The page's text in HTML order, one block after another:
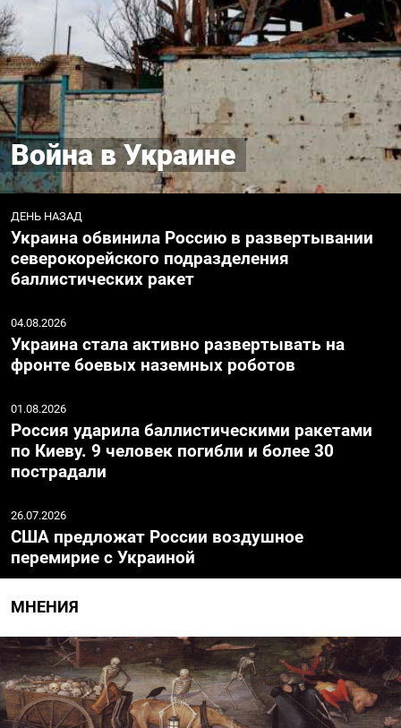
Война в Украине
ДЕНЬ НАЗАД
Украина обвинила Россию в развертывании
северокорейского подразделения
баллистических ракет
04.08.2026
Украина стала активно развертывать на
фронте боевых наземных роботов
01.08.2026
Россия ударила баллистическими ракетами
по Киеву. 9 человек погибли и более 30
пострадали
26.07.2026
США предложат России воздушное
перемирие с Украиной
МНЕНИЯ